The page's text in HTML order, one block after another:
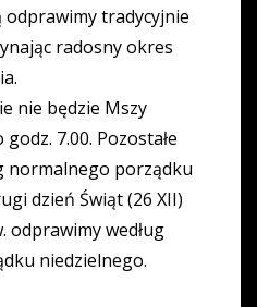
tradycyjnie
radosny okres
nie będzie Mszy
7.00. Pozostałe
normalnego porządku
dzień Świąt (26 XII)
odprawimy według
niedzielnego.